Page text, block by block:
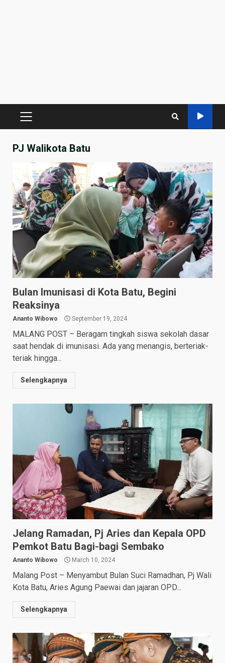
PRIMARY
PJ Walikota Batu
Bulan Imunisasi di Kota Batu, Begini
Reaksinya
Ananto Wibowo September 19, 2024
MALANG POST – Beragam tingkah siswa sekolah dasar
saat hendak di imunisasi. Ada yang menangis, berteriak-
teriak hingga...
Selengkapnya
Jelang Ramadan, Pj Aries dan Kepala OPD
Pemkot Batu Bagi-bagi Sembako
Ananto Wibowo March 10, 2024
Malang Post – Menyambut Bulan Suci Ramadhan, Pj Wali
Kota Batu, Aries Agung Paewai dan jajaran OPD...
Selengkapnya